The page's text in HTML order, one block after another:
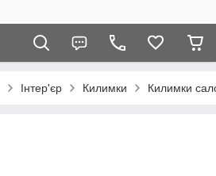
Інтер'єр Килимки Килимки